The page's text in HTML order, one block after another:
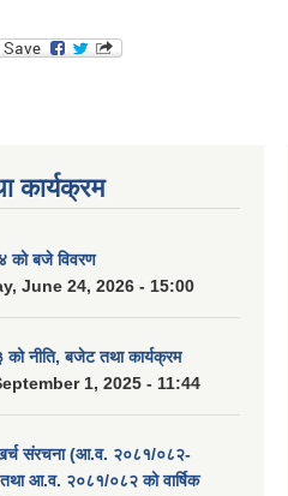
कार्यक्रम
बजे विवरण
June 24, 2026 - 15:00
नीति, बजेट तथा कार्यक्रम
1, 2025 - 11:44
संरचना (आ.व. २०८१/०८२-
आ.व. २०८१/०८२ को वार्षिक